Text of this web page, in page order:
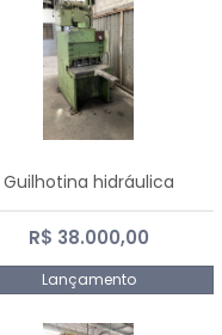
Guilhotina hidráulica
R$ 38.000,00
Lançamento